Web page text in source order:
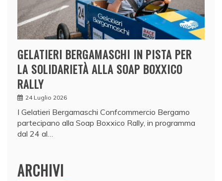
GELATIERI BERGAMASCHI IN PISTA PER
LA SOLIDARIETÀ ALLA SOAP BOXXICO
RALLY
24 Luglio 2026
I Gelatieri Bergamaschi Confcommercio Bergamo
partecipano alla Soap Boxxico Rally, in programma
dal 24 al…
ARCHIVI